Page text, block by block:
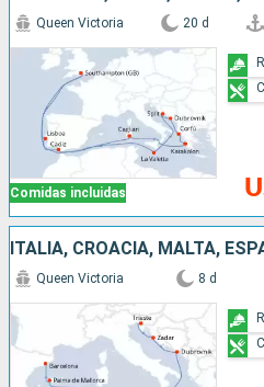
Comidas incluidas
Queen Victoria 20 d
ITALIA, CROACIA, MALTA,
Queen Victoria 8 d